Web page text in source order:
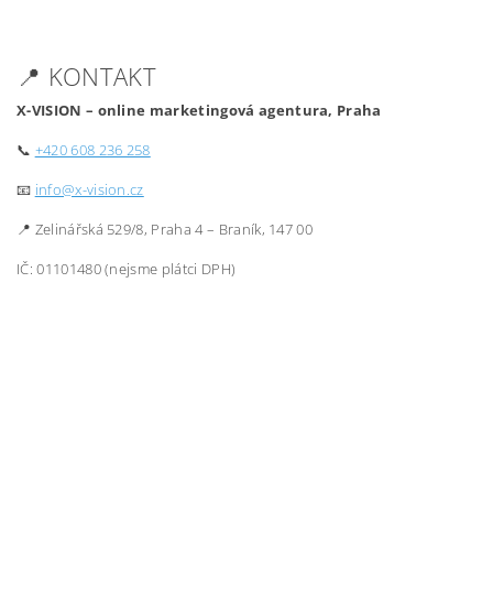
📍 KONTAKT
X-VISION – online marketingová agentura, Praha
📞 +420 608 236 258
📧 info@x-vision.cz
📍 Zelinářská 529/8, Praha 4 – Braník, 147 00
IČ: 01101480 (nejsme plátci DPH)